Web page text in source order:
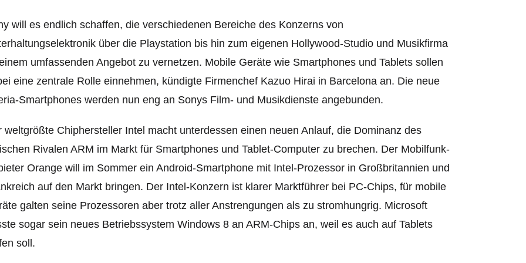
will es endlich schaffen, die verschiedenen Bereiche des Konzerns von
über die Playstation bis hin zum eigenen Hollywood-Studio und Musikfirma
umfassenden Angebot zu vernetzen. Mobile Geräte wie Smartphones und Tablets sollen
eine zentrale Rolle einnehmen, kündigte Firmenchef Kazuo Hirai in Barcelona an. Die neue
Smartphones werden nun eng an Sonys Film- und Musikdienste angebunden.
weltgrößte Chiphersteller Intel macht unterdessen einen neuen Anlauf, die Dominanz des
Rivalen ARM im Markt für Smartphones und Tablet-Computer zu brechen. Der Mobilfunk-
Orange will im Sommer ein Android-Smartphone mit Intel-Prozessor in Großbritannien und
auf den Markt bringen. Der Intel-Konzern ist klarer Marktführer bei PC-Chips, für mobile
galten seine Prozessoren aber trotz aller Anstrengungen als zu stromhungrig. Microsoft
sogar sein neues Betriebssystem Windows 8 an ARM-Chips an, weil es auch auf Tablets
soll.